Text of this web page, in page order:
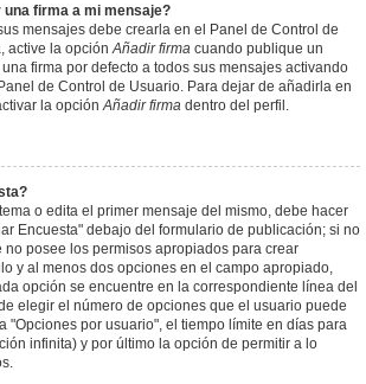
firma a mi mensaje?
mensajes debe crearla en el Panel de Control de
active la opciónAñadir firma cuando publique un
firma por defecto a todos sus mensajes activando
de Control de Usuario. Para dejar de añadirla en
la opciónAñadir firma dentro del perfil.
o edita el primer mensaje del mismo, debe hacer
Encuesta" debajo del formulario de publicación; si no
no posee los permisos apropiados para crear
y al menos dos opciones en el campo apropiado,
opción se encuentre en la correspondiente línea del
elegir el número de opciones que el usuario puede
"Opciones por usuario", el tiempo límite en días para
infinita) y por último la opción de permitir a lo